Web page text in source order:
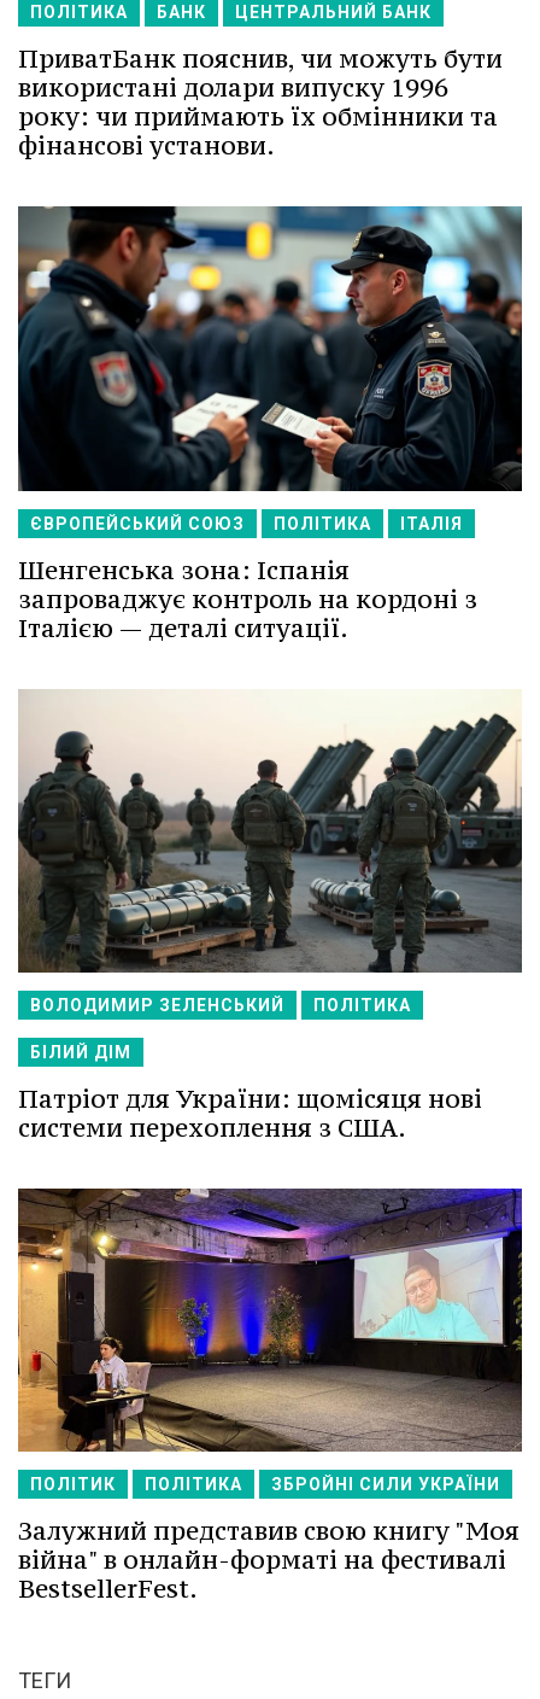
ПОЛІТИКА БАНК ЦЕНТРАЛЬНИЙ БАНК
ПриватБанк пояснив, чи можуть бути
використані долари випуску 1996
року: чи приймають їх обмінники та
фінансові установи.
ЄВРОПЕЙСЬКИЙ СОЮЗ ПОЛІТИКА ІТАЛІЯ
Шенгенська зона: Іспанія
запроваджує контроль на кордоні з
Італією — деталі ситуації.
ВОЛОДИМИР ЗЕЛЕНСЬКИЙ ПОЛІТИКА
БІЛИЙ ДІМ
Патріот для України: щомісяця нові
системи перехоплення з США.
ПОЛІТИК ПОЛІТИКА ЗБРОЙНІ СИЛИ УКРАЇНИ
Залужний представив свою книгу "Моя
війна" в онлайн-форматі на фестивалі
BestsellerFest.
ТЕГИ